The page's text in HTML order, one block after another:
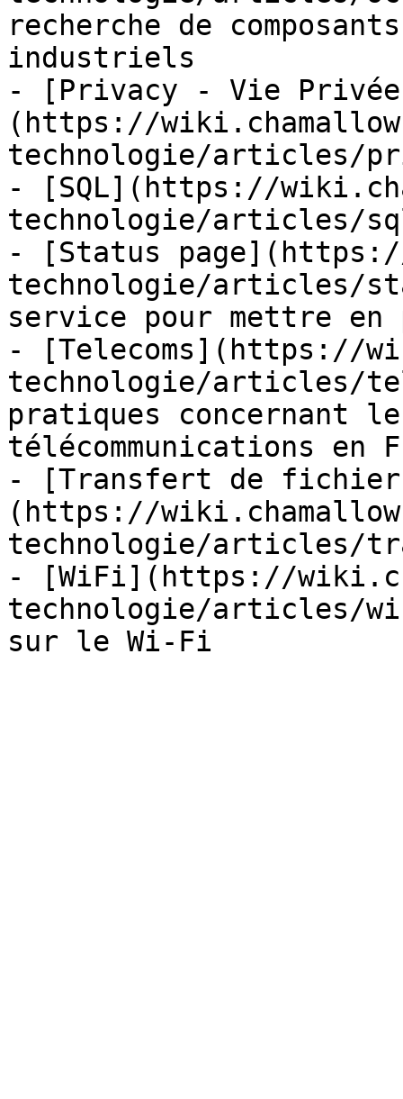
recherche de
industriels
- [Privacy - Vie
(https://
technologie/articles/
- [SQL](https://
technologie/articles/
- [Status
technologie/articles/
service pour mettre en
- [Telecoms](https://
technologie/articles/
pratiques concernant
télécommunications en
- [Transfert de
(https://
technologie/articles/
- [WiFi](https://
technologie/articles/